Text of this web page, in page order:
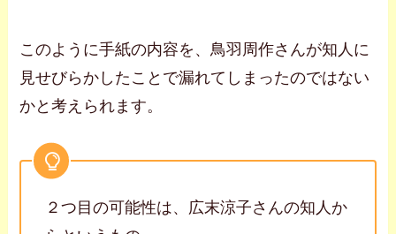
このように手紙の内容を、鳥羽周作さんが知人に
見せびらかしたことで漏れてしまったのではない
かと考えられます。
２つ目の可能性は、広末涼子さんの知人か